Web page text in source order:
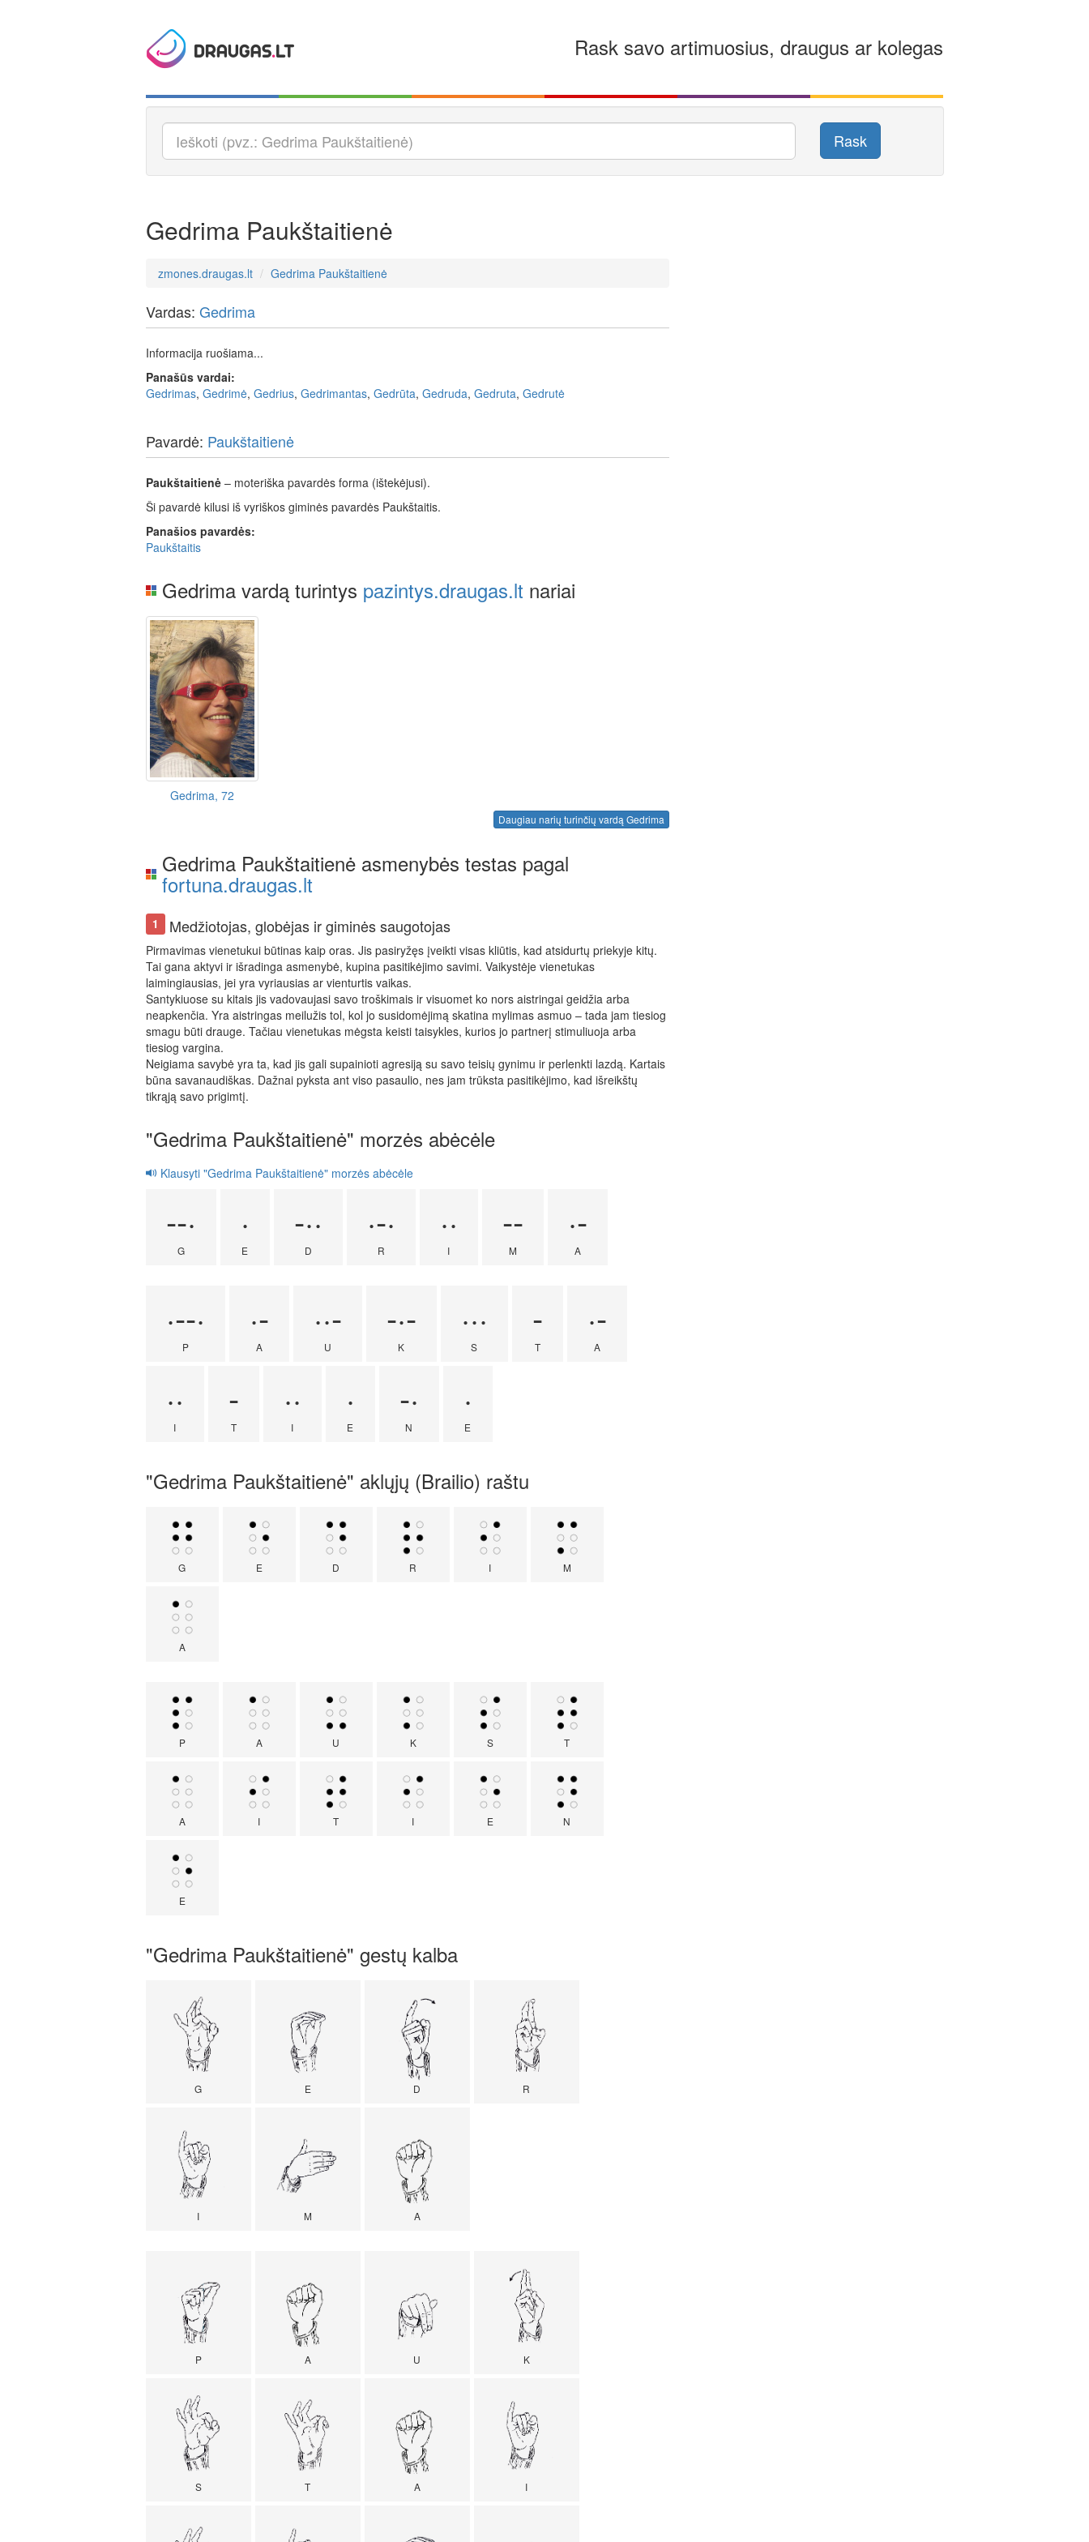
Rask savo artimuosius, draugus ar kolegas
Rask
Gedrima Paukštaitienė
zmones.draugas.lt Gedrima Paukštaitienė
Vardas: Gedrima
Informacija ruošiama...
Panašūs vardai:
Gedrimas, Gedrimė, Gedrius, Gedrimantas, Gedrūta, Gedruda, Gedruta, Gedrutė
Pavardė: Paukštaitienė
Paukštaitienė– moteriška pavardės forma (ištekėjusi).
Ši pavardė kilusi iš vyriškos giminės pavardės Paukštaitis.
Panašios pavardės:
Paukštaitis
Gedrima vardą turintys pazintys.draugas.lt nariai
Gedrima, 72
Daugiau narių turinčių vardą Gedrima
Gedrima Paukštaitienė asmenybės testas pagal
fortuna.draugas.lt
1 Medžiotojas, globėjas ir giminės saugotojas
Pirmavimas vienetukui būtinas kaip oras. Jis pasiryžęs įveikti visas kliūtis, kad atsidurtų priekyje kitų.
Tai gana aktyvi ir išradinga asmenybė, kupina pasitikėjimo savimi. Vaikystėje vienetukas
laimingiausias, jei yra vyriausias ar vienturtis vaikas.
Santykiuose su kitais jis vadovaujasi savo troškimais ir visuomet ko nors aistringai geidžia arba
neapkenčia. Yra aistringas meilužis tol, kol jo susidomėjimą skatina mylimas asmuo – tada jam tiesiog
smagu būti drauge. Tačiau vienetukas mėgsta keisti taisykles, kurios jo partnerį stimuliuoja arba
tiesiog vargina.
Neigiama savybė yra ta, kad jis gali supainioti agresiją su savo teisių gynimu ir perlenkti lazdą. Kartais
būna savanaudiškas. Dažnai pyksta ant viso pasaulio, nes jam trūksta pasitikėjimo, kad išreikštų
tikrąją savo prigimtį.
"Gedrima Paukštaitienė" morzės abėcėle
Klausyti "Gedrima Paukštaitienė" morzės abėcėle
--·
G
·
E
-··
D
·-·
R
··
I
--
M
·-
A
·--·
P
·-
A
··-
U
-·-
K
···
S
-
T
·-
A
··
I
-
T
··
I
·
E
-·
N
·
E
"Gedrima Paukštaitienė" aklųjų (Brailio) raštu
G E D R I M
A
P A U K S T
A I T I E N
E
"Gedrima Paukštaitienė" gestų kalba
G E D R
I M A
P A U K
S T A I